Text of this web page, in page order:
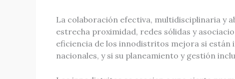
La colaboración efectiva, multidisciplinaria y
estrecha proximidad, redes sólidas y
eficiencia de los innodistritos mejora si están
nacionales, y si su planeamiento y gestión